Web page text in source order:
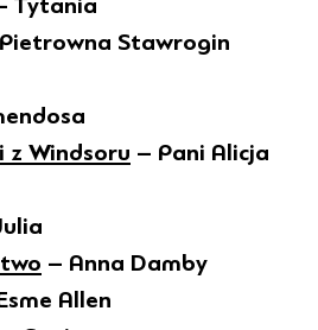
Stawrogin
z Windsoru – Pani Alicja
– Anna Damby
Allen